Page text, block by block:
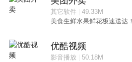
其它软件| 49.33M
美食生鲜水果鲜花极速送达！
优酷视频
影音播放
50.18M